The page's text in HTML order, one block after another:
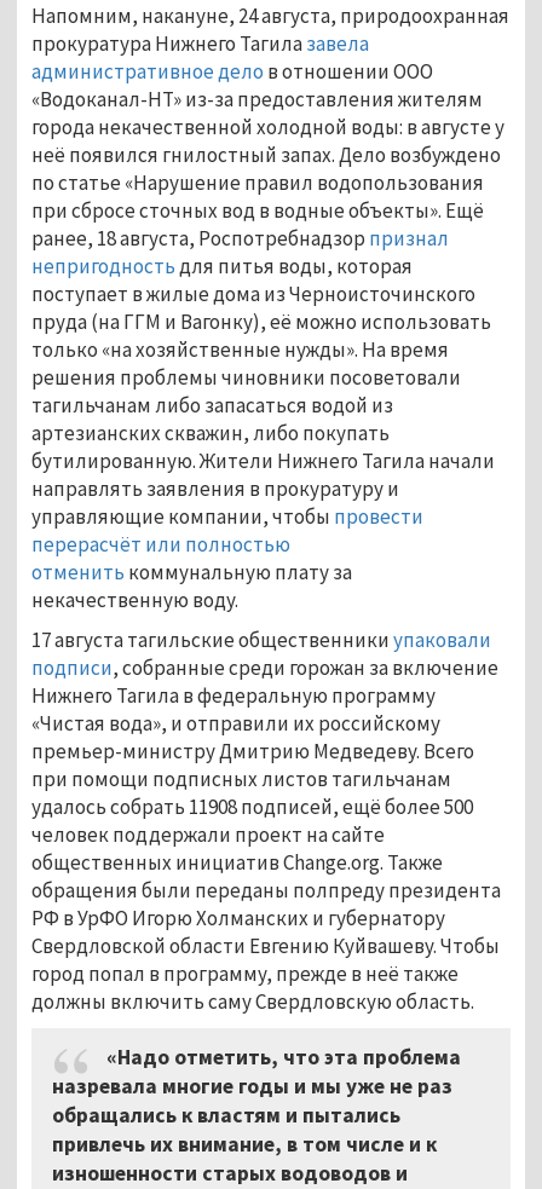
Напомним, накануне, 24 августа, природоохранная
прокуратура Нижнего Тагилазавела
административное дело в отношении ООО
«Водоканал-НТ» из-за предоставления жителям
города некачественной холодной воды: в августе у
неё появился гнилостный запах. Дело возбуждено
по статье «Нарушение правил водопользования
при сбросе сточных вод в водные объекты». Ещё
ранее, 18 августа, Роспотребнадзор признал
непригодностьдля питья воды, которая
поступает в жилые дома из Черноисточинского
пруда (на ГГМ и Вагонку), её можно использовать
только «на хозяйственные нужды». На время
решения проблемы чиновники посоветовали
тагильчанам либо запасаться водой из
артезианских скважин, либо покупать
бутилированную. Жители Нижнего Тагила начали
направлять заявления в прокуратуру и
управляющие компании, чтобы провести
перерасчёт или полностью
отменить коммунальную плату за
некачественную воду.
17 августа тагильские общественникиупаковали
подписи, собранные среди горожан за включение
Нижнего Тагила в федеральную программу
«Чистая вода», и отправили их российскому
премьер-министру Дмитрию Медведеву. Всего
при помощи подписных листов тагильчанам
удалось собрать 11908 подписей, ещё более 500
человек поддержали проект на сайте
общественных инициатив Change.org. Также
обращения были переданы полпреду президента
РФ в УрФО Игорю Холманских и губернатору
Свердловской области Евгению Куйвашеву. Чтобы
город попал в программу, прежде в неё также
должны включить саму Свердловскую область.
«Надо отметить, что эта проблема
назревала многие годы и мы уже не раз
обращались к властям и пытались
привлечь их внимание, в том числе и к
изношенности старых водоводов и